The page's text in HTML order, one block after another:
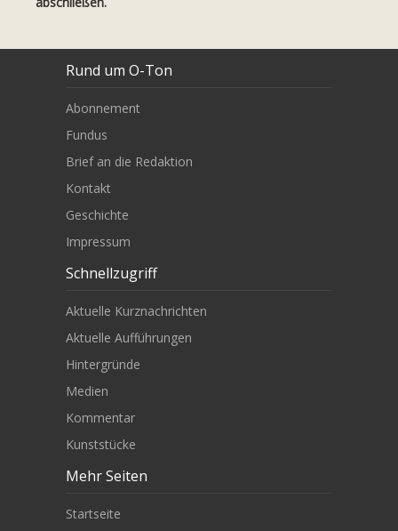
Rund um O-Ton
Abonnement
Fundus
Brief an die Redaktion
Kontakt
Geschichte
Impressum
Schnellzugriff
Aktuelle Kurznachrichten
Aktuelle Aufführungen
Hintergründe
Medien
Kommentar
Kunststücke
Mehr Seiten
Startseite